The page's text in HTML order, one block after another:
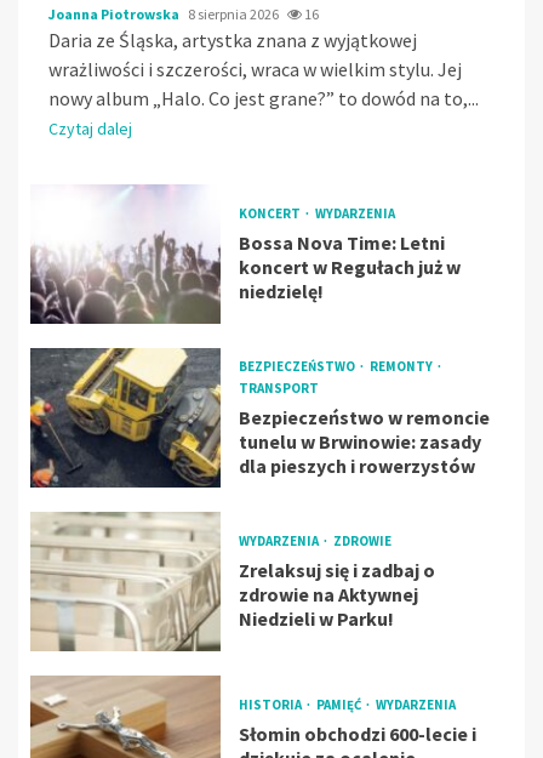
Joanna Piotrowska 8 sierpnia 2026 16
Daria ze Śląska, artystka znana z wyjątkowej
wrażliwości i szczerości, wraca w wielkim stylu. Jej
nowy album „Halo. Co jest grane?” to dowód na to,...
Czytaj dalej
KONCERT WYDARZENIA
Bossa Nova Time: Letni
koncert w Regułach już w
niedzielę!
BEZPIECZEŃSTWO
REMONTY
TRANSPORT
Bezpieczeństwo w remoncie
tunelu w Brwinowie: zasady
dla pieszych i rowerzystów
WYDARZENIA ZDROWIE
Zrelaksuj się i zadbaj o
zdrowie na Aktywnej
Niedzieli w Parku!
HISTORIA PAMIĘĆ WYDARZENIA
Słomin obchodzi 600-lecie i